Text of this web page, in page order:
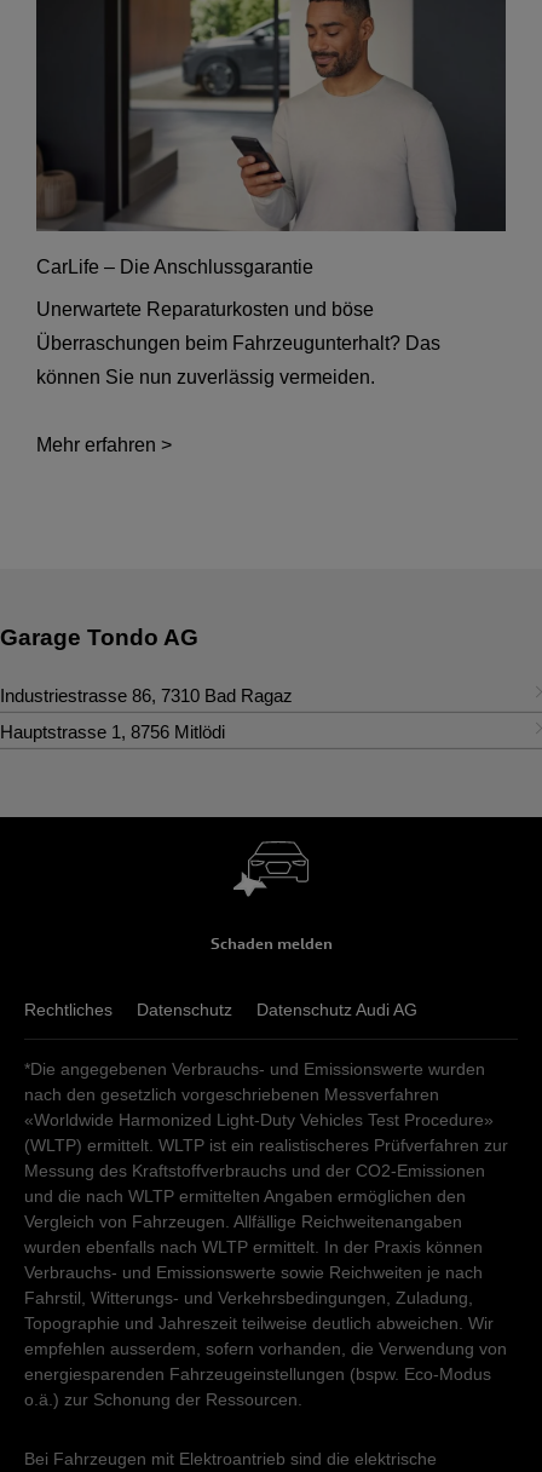
CarLife – Die Anschlussgarantie
Unerwartete Reparaturkosten und böse
Überraschungen beim Fahrzeugunterhalt? Das
können Sie nun zuverlässig vermeiden.
Mehr erfahren >
Garage Tondo AG
Industriestrasse 86, 7310 Bad Ragaz
Kontakt
badragaz@tondoag.ch
Samstag
08:30
12:00
Kundendienst
Montag - Donnerstag 07:15-12:00 13:00 - 18:00
Freitag
07:15- 12:00 - 17:30
Samstag - Sonntag
geschlossen
Hauptstrasse 1, 8756 Mitlödi
Montag - Freitag 08:30-11:30 13:00-18:00
Samstag
09:00-12:00
Sonntag
geschlossen
Kundendienst
Montag - Freitag 07:15-12:00 13:00 -18:00
Samstag - Sonntag
geschlossen
Schaden melden
Rechtliches Datenschutz Datenschutz Audi AG
*Die angegebenen Verbrauchs- und Emissionswerte wurden
nach den gesetzlich vorgeschriebenen Messverfahren
«Worldwide Harmonized Light-Duty Vehicles Test Procedure»
(WLTP) ermittelt. WLTP ist ein realistischeres Prüfverfahren zur
Messung des Kraftstoffverbrauchs und der CO2-Emissionen
und die nach WLTP ermittelten Angaben ermöglichen den
Vergleich von Fahrzeugen. Allfällige Reichweitenangaben
wurden ebenfalls nach WLTP ermittelt. In der Praxis können
Verbrauchs- und Emissionswerte sowie Reichweiten je nach
Fahrstil, Witterungs- und Verkehrsbedingungen, Zuladung,
Topographie und Jahreszeit teilweise deutlich abweichen. Wir
empfehlen ausserdem, sofern vorhanden, die Verwendung von
energiesparenden Fahrzeugeinstellungen (bspw. Eco-Modus
o.ä.) zur Schonung der Ressourcen.
Bei Fahrzeugen mit Elektroantrieb sind die elektrische